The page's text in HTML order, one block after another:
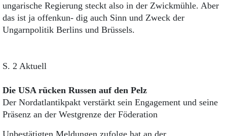
ungarische Regierung steckt also in der Zwick­mühle. Aber
das ist ja offen­kun- ­dig auch Sinn und Zweck der
Ungarnpolitik Berlins und Brüssels.
S. 2 Aktuell
Die USA rücken Russen auf den Pelz
Der Nordatlantikpakt verstärkt sein Engagement und seine
Präsenz an der Westgrenze der Föderation
Unbestätigten Meldungen zufolge hat an der